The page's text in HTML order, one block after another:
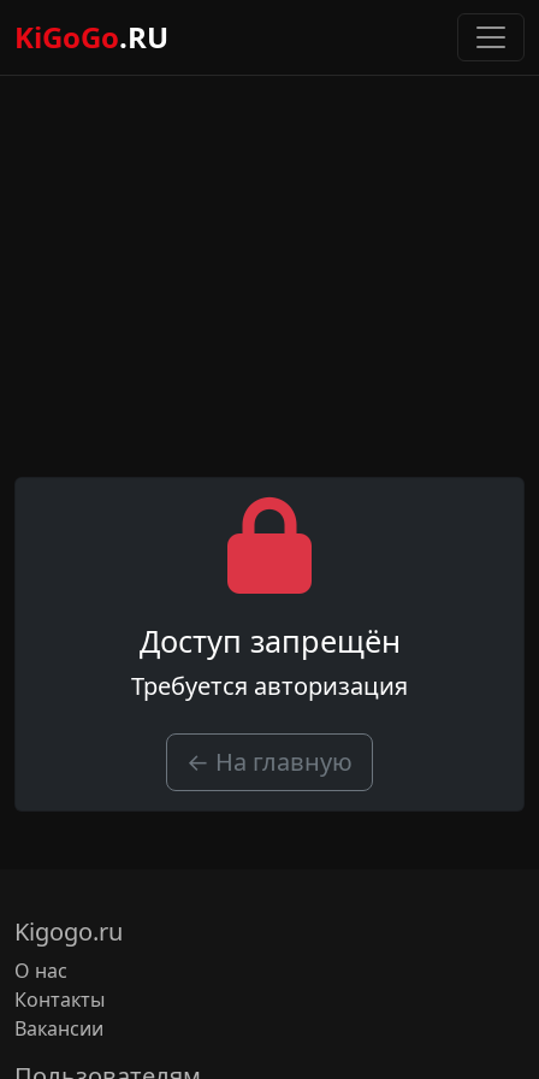
KiGoGo.RU
Доступ запрещён
Требуется авторизация
← На главную
Kigogo.ru
О нас
Контакты
Вакансии